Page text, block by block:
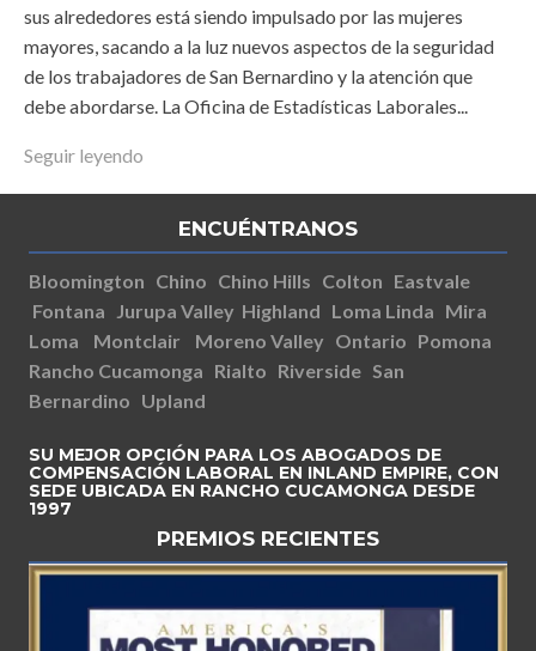
sus alrededores está siendo impulsado por las mujeres
mayores, sacando a la luz nuevos aspectos de la seguridad
de los trabajadores de San Bernardino y la atención que
debe abordarse. La Oficina de Estadísticas Laborales...
Seguir leyendo
ENCUÉNTRANOS
Bloomington Chino Chino Hills Colton Eastvale
Fontana Jurupa Valley Highland Loma Linda Mira
Loma
Montclair Moreno Valley Ontario Pomona
Rancho Cucamonga Rialto Riverside San
Bernardino Upland
SU MEJOR OPCIÓN PARA LOS ABOGADOS DE
COMPENSACIÓN LABORAL EN INLAND EMPIRE, CON
SEDE UBICADA EN RANCHO CUCAMONGA DESDE
1997
PREMIOS RECIENTES